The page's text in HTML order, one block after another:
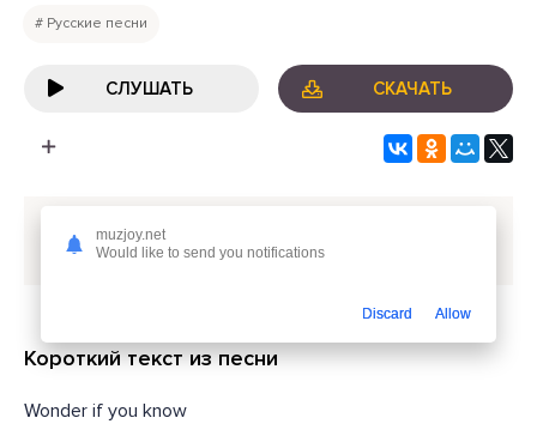
Русские песни
СЛУШАТЬ СКАЧАТЬ
Скачать песню
бесплатно
Короткий текст из песни
Wonder if you know
muzjoy.net
Would like to send you notifications
Discard Allow